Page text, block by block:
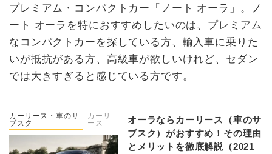
プレミアム・コンパクトカー「ノート オーラ」。ノ
ート オーラを特におすすめしたいのは、プレミアム
なコンパクトカーを探している方、輸入車に乗りた
いが抵抗がある方、高級車が欲しいけれど、セダン
では大きすぎると感じている方です。
カーリース・車のサ
ブスク
カーリ
ース
オーラならカーリース（車のサ
ブスク）がおすすめ！その理由
とメリットを徹底解説（2021